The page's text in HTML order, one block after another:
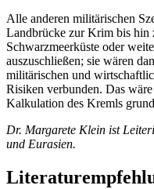
Alle anderen militärischen
Landbrücke zur Krim bis hin
Schwarzmeerküste oder
auszuschließen; sie wären
militärischen und
Risiken verbunden. Das
Kalkulation des Kremls
Dr. Margarete Klein ist
und Eurasien.